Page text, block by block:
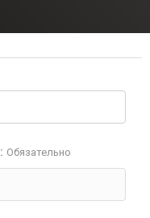
Обязательно